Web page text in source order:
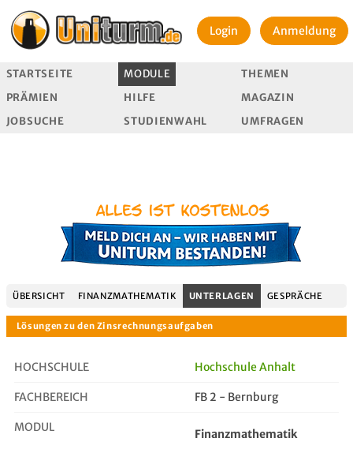
Login Anmeldung
STARTSEITE MODULE
THEMEN
PRÄMIEN
HILFE
MAGAZIN
JOBSUCHE
STUDIENWAHL UMFRAGEN
ÜBERSICHT FINANZMATHEMATIK UNTERLAGEN GESPRÄCHE
HOCHSCHULE Hochschule Anhalt
FACHBEREICH FB 2 - Bernburg
MODUL Finanzmathematik